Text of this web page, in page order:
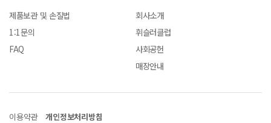
제품보관 및 손질법
1:1문의
FAQ
회사소개
휘슬러클럽
사회공헌
매장안내
이용약관 개인정보처리방침